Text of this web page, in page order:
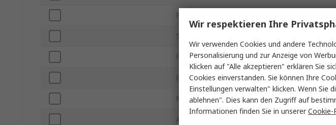
Produkt Typ
Serie
Polanzahl 1
Breite 16.76mm
Montageart Direkt
Anschlusstyp
Wir respektieren Ihre
Wir verwenden Cookies und andere
Personalisierung und zur Anzeige von
Klicken auf "Alle akzeptieren" erklären Sie
Cookies einverstanden. Sie können Ihre
Einstellungen verwalten" klicken. Wenn Sie
ablehnen". Dies kann den Zugriff auf
Informationen finden Sie in unsererCookie-